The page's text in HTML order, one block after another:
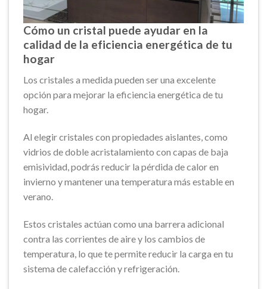
Cómo un cristal puede ayudar en la
calidad de la eficiencia energética de tu
hogar
Los cristales a medida pueden ser una excelente
opción para mejorar la eficiencia energética de tu
hogar.
Al elegir cristales con propiedades aislantes, como
vidrios de doble acristalamiento con capas de baja
emisividad, podrás reducir la pérdida de calor en
invierno y mantener una temperatura más estable en
verano.
Estos cristales actúan como una barrera adicional
contra las corrientes de aire y los cambios de
temperatura, lo que te permite reducir la carga en tu
sistema de calefacción y refrigeración.